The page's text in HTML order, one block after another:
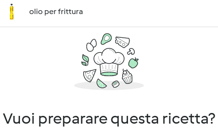
olio per frittura
Vuoi preparare questa ricetta?